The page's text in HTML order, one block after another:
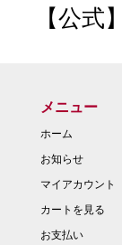
【公
メニュー
ホーム
お知らせ
マイアカウント
カートを見る
お支払い